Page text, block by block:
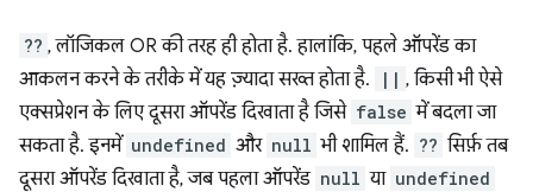
?? , लॉजिकल OR की तरह ही होता है. हालांकि, पहले ऑपरेंड का
आकलन करने के तरीके में यह ज़्यादा सख्त होता है.
|| , किसी भी ऐसे
एक्सप्रेशन के लिए दूसरा ऑपरेंड दिखाता है जिसे false में बदला जा
सकता है. इनमें undefined और null भी शामिल हैं. ?? सिर्फ़ तब
दूसरा ऑपरेंड दिखाता है, जब पहला ऑपरेंड null या undefined